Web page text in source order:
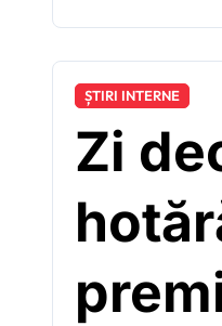
ȘTIRI INTERNE
Zi